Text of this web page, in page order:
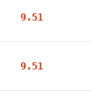
9.51
9.51